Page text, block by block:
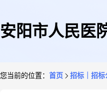
安阳市人民医
您当前的位置： 首页 招标｜招标